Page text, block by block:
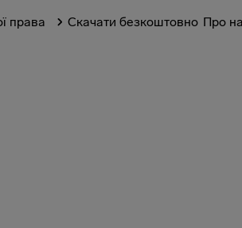
права Скачати безкоштовно Про